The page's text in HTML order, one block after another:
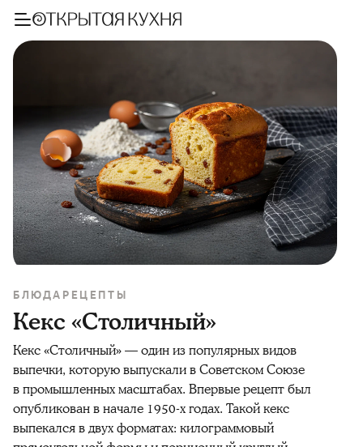
БЛЮДА РЕЦЕПТЫ
Кекс «Столичный»
Кекс «Столичный» — один из популярных видов
выпечки, которую выпускали в Советском Союзе
в промышленных масштабах. Впервые рецепт был
опубликован в начале 1950-х годах. Такой кекс
выпекался в двух форматах: килограммовый